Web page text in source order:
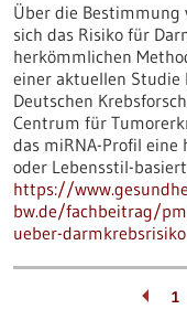
Über die Bestimmung
sich das Risiko für
herkömmlichen
einer aktuellen Studie
Deutschen
Centrum für
das miRNA-Profil eine
oder Lebensstil-
https://
bw.de/fachbeitrag/
ueber-darmkrebsrisiko
1